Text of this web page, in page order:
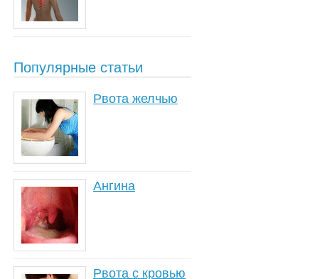
Популярные статьи
Рвота желчью
Ангина
Рвота с кровью